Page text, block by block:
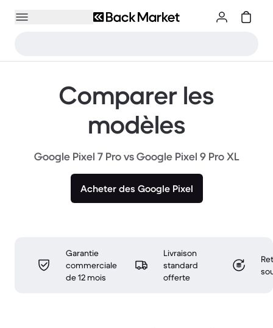
Comparer les
modèles
Google Pixel 7 Pro vs Google Pixel 9 Pro XL
Acheter des Google Pixel
Garantie
commerciale
de 12 mois
Livraison
standard
offerte